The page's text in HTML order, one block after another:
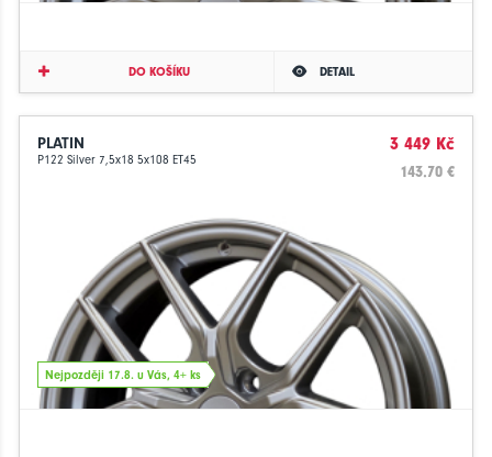
DO KOŠÍKU DETAIL
PLATIN
P122 Silver 7,5x18 5x108 ET45
3 449 Kč
143.70 €
Nejpozději 17.8. u Vás, 4+ ks